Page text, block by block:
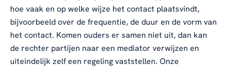
hoe vaak en op welke wijze het contact plaatsvindt,
bijvoorbeeld over de frequentie, de duur en de vorm van
het contact. Komen ouders er samen niet uit, dan kan
de rechter partijen naar een mediator verwijzen en
uiteindelijk zelf een regeling vaststellen. Onze